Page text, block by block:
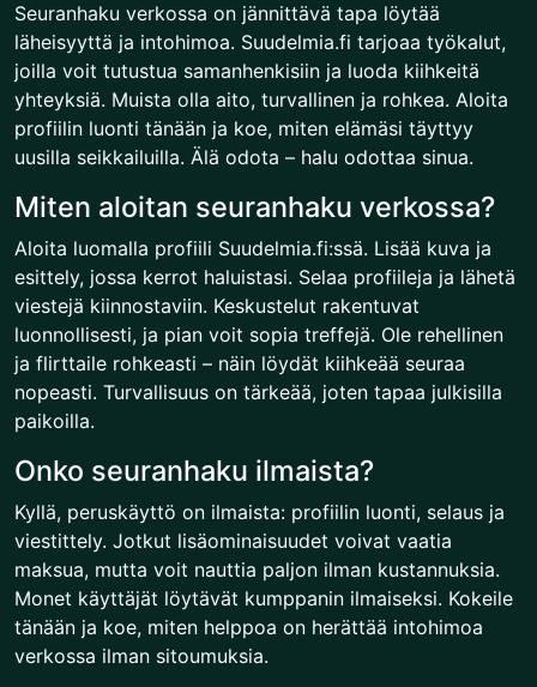
Seuranhaku verkossa on jännittävä tapa löytää
läheisyyttä ja intohimoa. Suudelmia.fi tarjoaa työkalut,
joilla voit tutustua samanhenkisiin ja luoda kiihkeitä
yhteyksiä. Muista olla aito, turvallinen ja rohkea. Aloita
profiilin luonti tänään ja koe, miten elämäsi täyttyy
uusilla seikkailuilla. Älä odota – halu odottaa sinua.
Miten aloitan seuranhaku verkossa?
Aloita luomalla profiili Suudelmia.fi:ssä. Lisää kuva ja
esittely, jossa kerrot haluistasi. Selaa profiileja ja lähetä
viestejä kiinnostaviin. Keskustelut rakentuvat
luonnollisesti, ja pian voit sopia treffejä. Ole rehellinen
ja flirttaile rohkeasti – näin löydät kiihkeää seuraa
nopeasti. Turvallisuus on tärkeää, joten tapaa julkisilla
paikoilla.
Onko seuranhaku ilmaista?
Kyllä, peruskäyttö on ilmaista: profiilin luonti, selaus ja
viestittely. Jotkut lisäominaisuudet voivat vaatia
maksua, mutta voit nauttia paljon ilman kustannuksia.
Monet käyttäjät löytävät kumppanin ilmaiseksi. Kokeile
tänään ja koe, miten helppoa on herättää intohimoa
verkossa ilman sitoumuksia.